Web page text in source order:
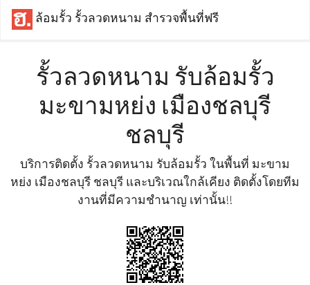
ล้อมรั้ว รั้วลวดหนาม สำรวจพื้นที่ฟรี
รั้วลวดหนาม รับล้อมรั้ว
มะขามหย่ง เมืองชลบุรี
ชลบุรี
บริการติดตั้ง รั้วลวดหนาม รับล้อมรั้ว ในพื้นที่ มะขาม
หย่ง เมืองชลบุรี ชลบุรี และบริเวณใกล้เคียง ติดตั้งโดยทีม
งานที่มีความชำนาญ เท่านั้น!!